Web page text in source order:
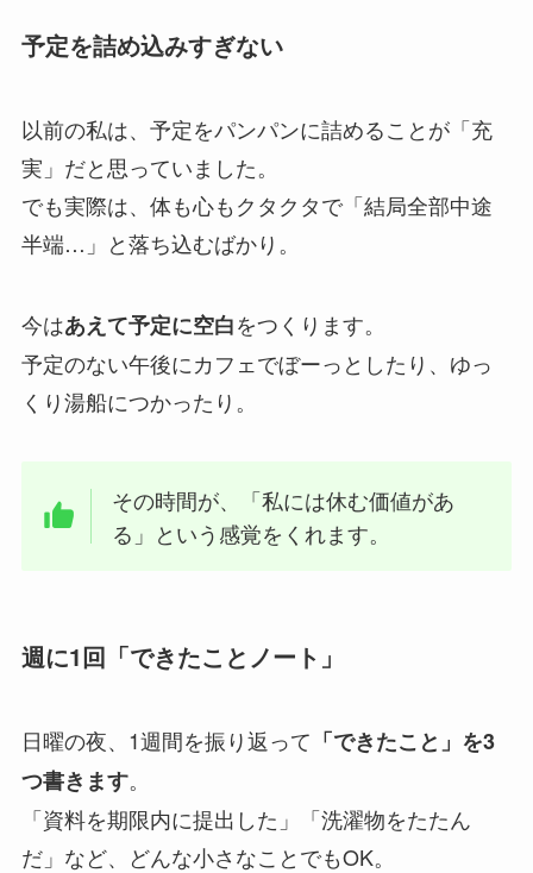
予定を詰め込みすぎない
以前の私は、予定をパンパンに詰めることが「充
実」だと思っていました。
でも実際は、体も心もクタクタで「結局全部中途
半端…」と落ち込むばかり。
今はあえて予定に空白をつくります。
予定のない午後にカフェでぼーっとしたり、ゆっ
くり湯船につかったり。
その時間が、「私には休む価値があ
る」という感覚をくれます。
週に1回「できたことノート」
日曜の夜、1週間を振り返って 「できたこと」を3
つ書きます。
「資料を期限内に提出した」「洗濯物をたたん
だ」など、どんな小さなことでもOK。